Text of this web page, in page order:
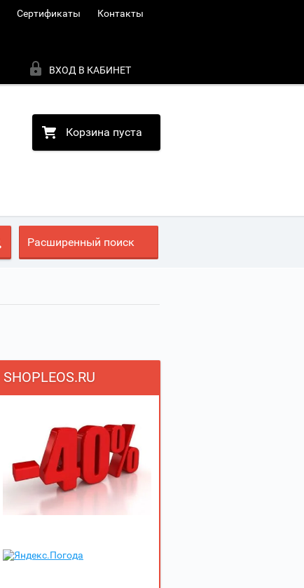
Сертификаты Контакты
ВХОД В КАБИНЕТ
Корзина пуста
Расширенный поиск
SHOPLEOS.RU